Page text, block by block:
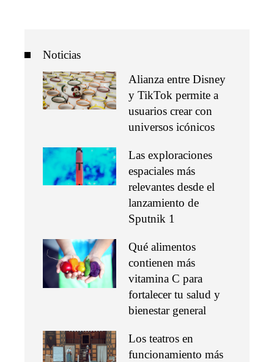
Noticias
Alianza entre Disney
y TikTok permite a
usuarios crear con
universos icónicos
Las exploraciones
espaciales más
relevantes desde el
lanzamiento de
Sputnik 1
Qué alimentos
contienen más
vitamina C para
fortalecer tu salud y
bienestar general
Los teatros en
funcionamiento más